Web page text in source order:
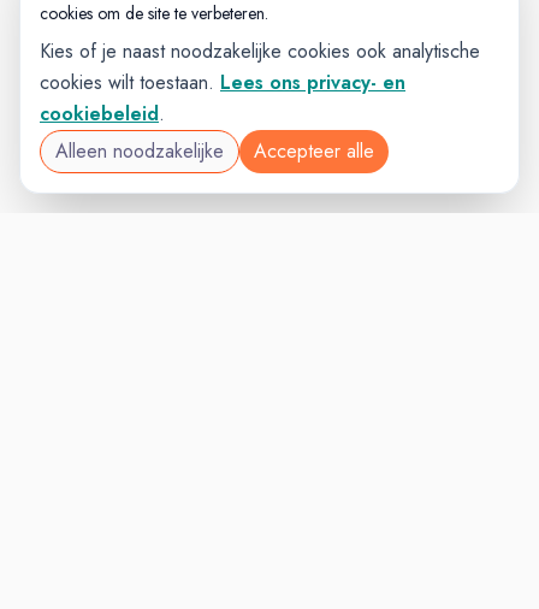
cookies om de site te verbeteren.
Kies of je naast noodzakelijke cookies ook analytische
cookies wilt toestaan. Lees ons privacy- en
cookiebeleid.
Alleen noodzakelijke
Accepteer alle